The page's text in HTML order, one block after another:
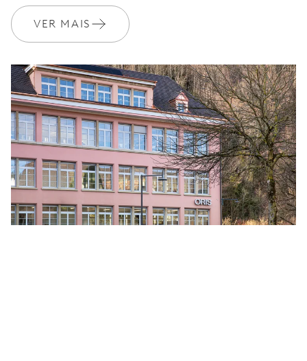
VER MAIS